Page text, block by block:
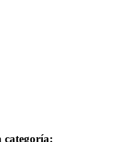
categoría: